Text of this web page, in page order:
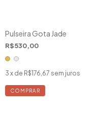
Pulseira Gota Jade
R$530,00
3 x de R$176,67 sem juros
COMPRAR